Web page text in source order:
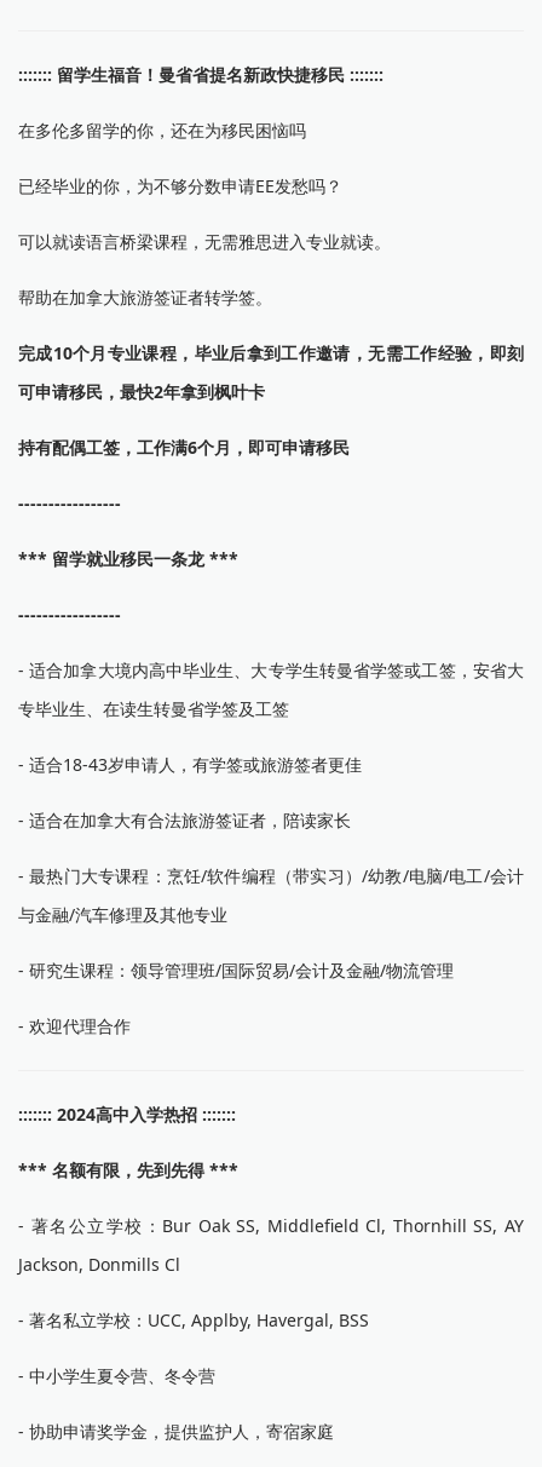
::::::: 留学生福音！曼省省提名新政快捷移民 :::::::
在多伦多留学的你，还在为移民困恼吗
已经毕业的你，为不够分数申请EE发愁吗？
可以就读语言桥梁课程，无需雅思进入专业就读。
帮助在加拿大旅游签证者转学签。
完成10个月专业课程，毕业后拿到工作邀请，无需工作经验，即刻
可申请移民，最快2年拿到枫叶卡
持有配偶工签，工作满6个月，即可申请移民
-----------------
*** 留学就业移民一条龙 ***
-----------------
- 适合加拿大境内高中毕业生、大专学生转曼省学签或工签，安省大
专毕业生、在读生转曼省学签及工签
- 适合18-43岁申请人，有学签或旅游签者更佳
- 适合在加拿大有合法旅游签证者，陪读家长
- 最热门大专课程：烹饪/软件编程（带实习）/幼教/电脑/电工/会计
与金融/汽车修理及其他专业
- 研究生课程：领导管理班/国际贸易/会计及金融/物流管理
- 欢迎代理合作
::::::: 2024高中入学热招 :::::::
*** 名额有限，先到先得 ***
- 著名公立学校：Bur Oak SS, Middlefield Cl, Thornhill SS, AY
Jackson, Donmills Cl
- 著名私立学校：UCC, Applby, Havergal, BSS
- 中小学生夏令营、冬令营
- 协助申请奖学金，提供监护人，寄宿家庭